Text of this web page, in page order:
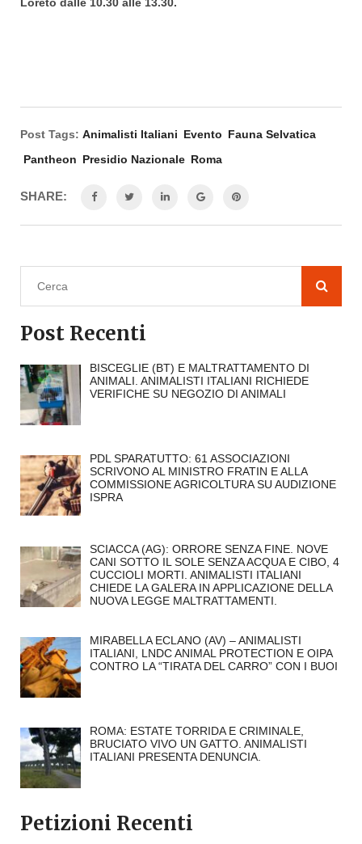
Post Tags: Animalisti Italiani Evento Fauna Selvatica
Pantheon Presidio Nazionale Roma
SHARE:
Post Recenti
BISCEGLIE (BT) E MALTRATTAMENTO DI
ANIMALI. ANIMALISTI ITALIANI RICHIEDE
VERIFICHE SU NEGOZIO DI ANIMALI
PDL SPARATUTTO: 61 ASSOCIAZIONI
SCRIVONO AL MINISTRO FRATIN E ALLA
COMMISSIONE AGRICOLTURA SU AUDIZIONE
ISPRA
SCIACCA (AG): ORRORE SENZA FINE. NOVE
CANI SOTTO IL SOLE SENZA ACQUA E CIBO, 4
CUCCIOLI MORTI. ANIMALISTI ITALIANI
CHIEDE LA GALERA IN APPLICAZIONE DELLA
NUOVA LEGGE MALTRATTAMENTI.
MIRABELLA ECLANO (AV) – ANIMALISTI
ITALIANI, LNDC ANIMAL PROTECTION E OIPA
CONTRO LA “TIRATA DEL CARRO” CON I BUOI
ROMA: ESTATE TORRIDA E CRIMINALE,
BRUCIATO VIVO UN GATTO. ANIMALISTI
ITALIANI PRESENTA DENUNCIA.
Petizioni Recenti